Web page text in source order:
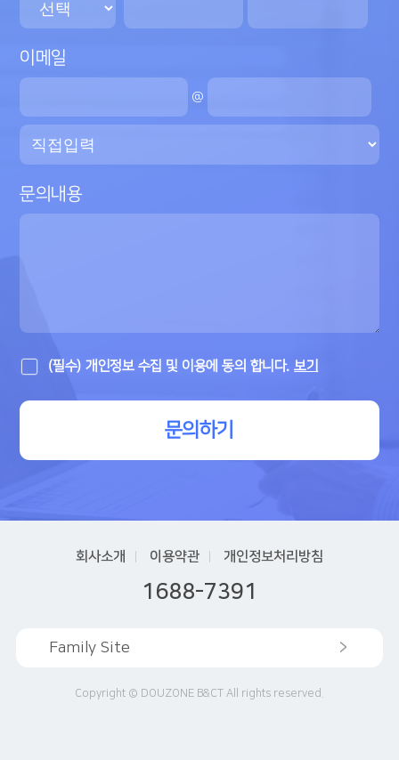
이메일
@
문의내용
(필수) 개인정보 수집 및 이용에 동의 합니다. 보기
문의하기
회사소개 이용약관 개인정보처리방침
1688-7391
Family Site
Copyright © DOUZONE B&CT All rights reserved.